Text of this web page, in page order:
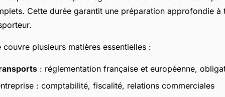
Cette durée garantit une préparation approfondie à
couvre plusieurs matières essentielles :
: réglementation française et européenne,
: comptabilité, fiscalité, relations commerciales